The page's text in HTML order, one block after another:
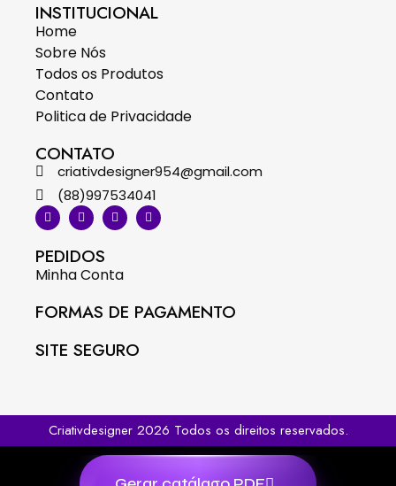
INSTITUCIONAL
Home
Sobre Nós
Todos os Produtos
Contato
Politica de Privacidade
CONTATO
criativdesigner954@gmail.com
(88)997534041
PEDIDOS
Minha Conta
FORMAS DE PAGAMENTO
SITE SEGURO
Criativdesigner 2026 Todos os direitos reservados.